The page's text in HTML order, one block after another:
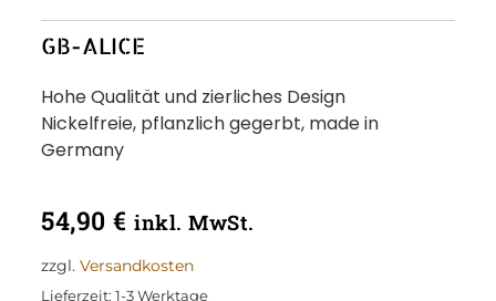
GB-ALICE
Hohe Qualität und zierliches Design
Nickelfreie, pflanzlich gegerbt, made in
Germany
54,90€ inkl. MwSt.
zzgl.Versandkosten
Lieferzeit:1-3 Werktage